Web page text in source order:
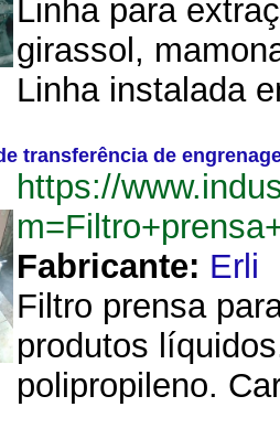
Linha para
girassol,
Linha instalada
transferência de
https://
Fabricante: Erli
Filtro prensa
produtos
polipropileno.